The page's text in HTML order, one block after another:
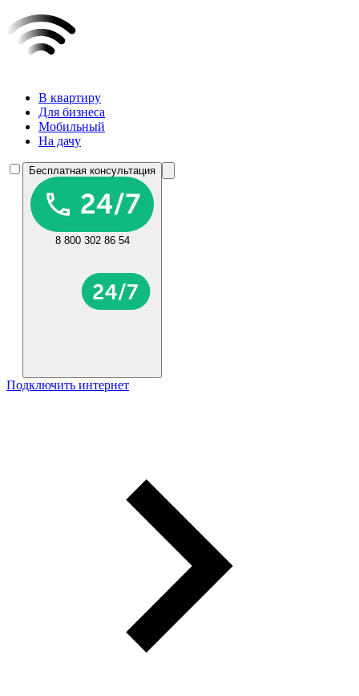
В квартиру
Для бизнеса
Мобильный
На дачу
Бесплатная консультация
8 800 302 86 54
Подключить интернет